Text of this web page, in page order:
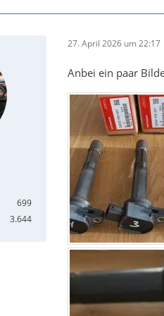
699
3.644
27. April 2026 um 22:17
Anbei ein paar